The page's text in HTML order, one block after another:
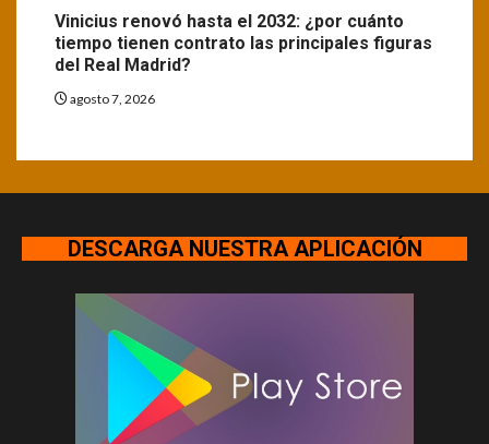
Vinicius renovó hasta el 2032: ¿por cuánto
tiempo tienen contrato las principales figuras
del Real Madrid?
agosto 7, 2026
DESCARGA NUESTRA APLICACIÓN